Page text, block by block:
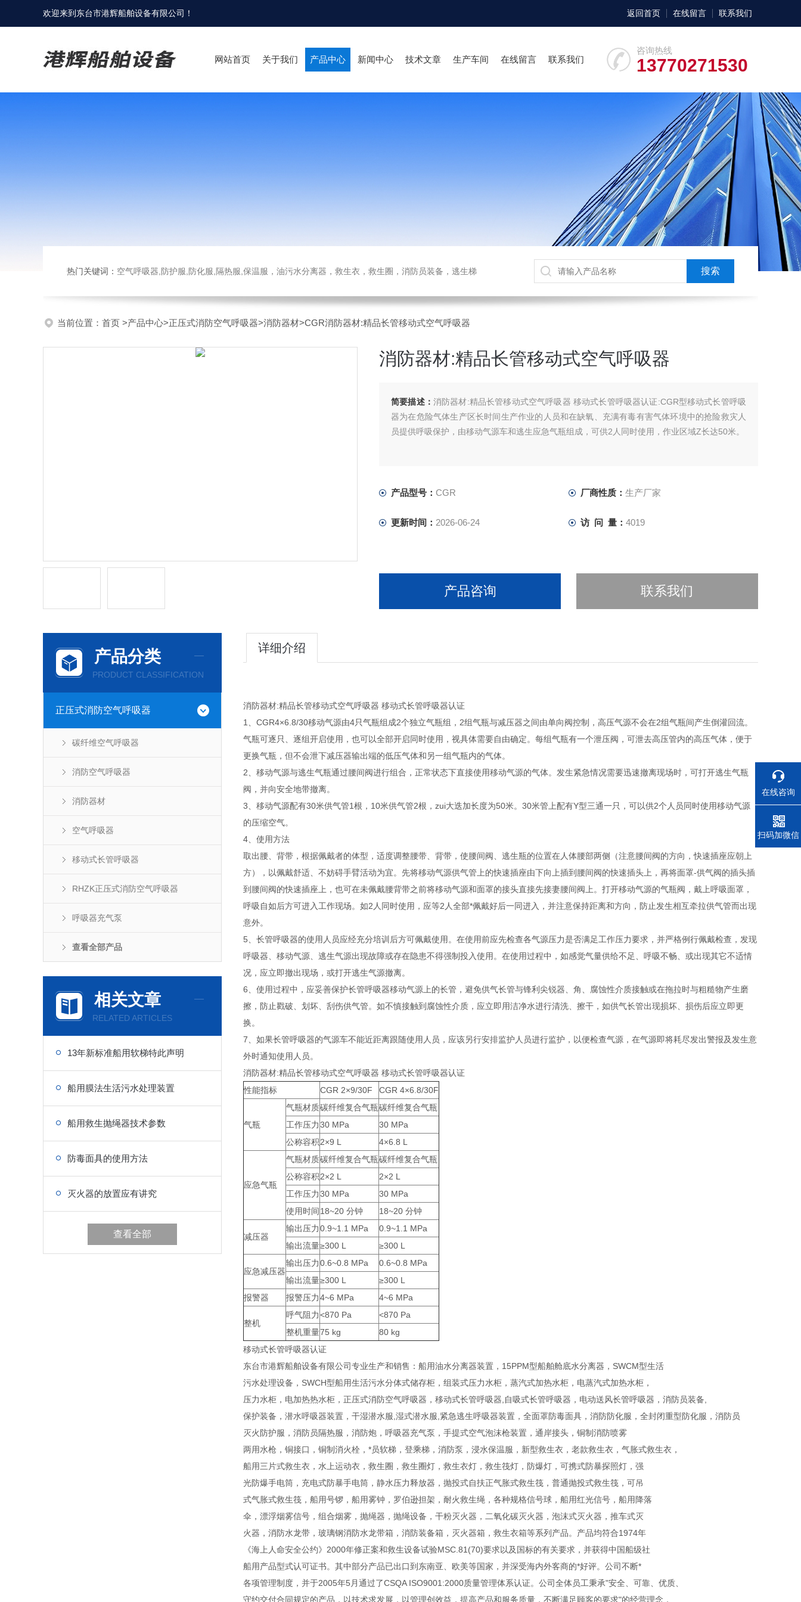
欢迎来到 东台市港辉船舶设备有限公司 ！ 返回首页 在线留言 联系我们
咨询热线
13770271530
网站首页 关于我们 产品中心 新闻中心 技术文章 生产车间 在线留言 联系我们
热门关键词： 空气呼吸器,防护服,防化服,隔热服,保温服，油污水分离器，救生衣，救生圈，消防员装备，逃生梯
当前位置： 首页 >产品中心>正压式消防空气呼吸器>消防器材>CGR消防器材:精品长管移动式空气呼吸器
消防器材:精品长管移动式空气呼吸器
简要描述： 消防器材:精品长管移动式空气呼吸器 移动式长管呼吸器认证:CGR型移动式长管呼吸
器为在危险气体生产区长时间生产作业的人员和在缺氧、充满有毒有害气体环境中的抢险救灾人
员提供呼吸保护，由移动气源车和逃生应急气瓶组成，可供2人同时使用，作业区域Z长达50米。
产品型号： CGR 厂商性质： 生产厂家
更新时间： 2026-06-24 访 问 量： 4019
产品咨询 联系我们
产品分类
PRODUCT CLASSIFICATION
正压式消防空气呼吸器
碳纤维空气呼吸器
消防空气呼吸器
消防器材
空气呼吸器
移动式长管呼吸器
RHZK正压式消防空气呼吸器
呼吸器充气泵
查看全部产品
相关文章
RELATED ARTICLES
13年新标准船用软梯特此声明
船用膜法生活污水处理装置
船用救生抛绳器技术参数
防毒面具的使用方法
灭火器的放置应有讲究
查看全部
详细介绍
消防器材:精品长管移动式空气呼吸器 移动式长管呼吸器认证
1、CGR4×6.8/30移动气源由4只气瓶组成2个独立气瓶组，2组气瓶与减压器之间由单向阀控制，高压气源不会在2组气瓶间产生倒灌回流。
气瓶可逐只、逐组开启使用，也可以全部开启同时使用，视具体需要自由确定。每组气瓶有一个泄压阀，可泄去高压管内的高压气体，便于
更换气瓶，但不会泄下减压器输出端的低压气体和另一组气瓶内的气体。
2、移动气源与逃生气瓶通过腰间阀进行组合，正常状态下直接使用移动气源的气体。发生紧急情况需要迅速撤离现场时，可打开逃生气瓶
阀，并向安全地带撤离。
3、移动气源配有30米供气管1根，10米供气管2根，zui大迭加长度为50米。30米管上配有Y型三通一只，可以供2个人员同时使用移动气源
的压缩空气。
4、使用方法
取出腰、背带，根据佩戴者的体型，适度调整腰带、背带，使腰间阀、逃生瓶的位置在人体腰部两侧（注意腰间阀的方向，快速插座应朝上
方），以佩戴舒适、不妨碍手臂活动为宜。先将移动气源供气管上的快速插座由下向上插到腰间阀的快速插头上，再将面罩-供气阀的插头插
到腰间阀的快速插座上，也可在未佩戴腰背带之前将移动气源和面罩的接头直接先接妻腰间阀上。打开移动气源的气瓶阀，戴上呼吸面罩，
呼吸自如后方可进入工作现场。如2人同时使用，应等2人全部*佩戴好后一同进入，并注意保持距离和方向，防止发生相互牵拉供气管而出现
意外。
5、长管呼吸器的使用人员应经充分培训后方可佩戴使用。在使用前应先检查各气源压力是否满足工作压力要求，并严格例行佩戴检查，发现
呼吸器、移动气源、逃生气源出现故障或存在隐患不得强制投入使用。在使用过程中，如感觉气量供给不足、呼吸不畅、或出现其它不适情
况，应立即撤出现场，或打开逃生气源撤离。
6、使用过程中，应妥善保护长管呼吸器移动气源上的长管，避免供气长管与锋利尖锐器、角、腐蚀性介质接触或在拖拉时与粗糙物产生磨
擦，防止戳破、划坏、刮伤供气管。如不慎接触到腐蚀性介质，应立即用洁净水进行清洗、擦干，如供气长管出现损坏、损伤后应立即更
换。
7、如果长管呼吸器的气源车不能近距离跟随使用人员，应该另行安排监护人员进行监护，以便检查气源，在气源即将耗尽发出警报及发生意
外时通知使用人员。
消防器材:精品长管移动式空气呼吸器 移动式长管呼吸器认证
性能指标
CGR 2×9/30F CGR 4×6.8/30F
气瓶
气瓶材质碳纤维复合气瓶碳纤维复合气瓶
工作压力30 MPa
30 MPa
公称容积2×9 L 4×6.8 L
应急气瓶
气瓶材质碳纤维复合气瓶碳纤维复合气瓶
公称容积2×2 L
2×2 L
工作压力30 MPa
30 MPa
使用时间18~20 分钟 18~20 分钟
减压器
输出压力0.9~1.1 MPa
0.9~1.1 MPa
输出流量≥300 L ≥300 L
应急减压器
输出压力0.6~0.8 MPa
0.6~0.8 MPa
输出流量≥300 L
≥300 L
报警器
报警压力4~6 MPa 4~6 MPa
整机
呼气阻力<870 Pa
<870 Pa
整机重量75 kg
80 kg
移动式长管呼吸器认证
东台市港辉船舶设备有限公司专业生产和销售：船用油水分离器装置，15PPM型船舶舱底水分离器，SWCM型生活
污水处理设备，SWCH型船用生活污水分体式储存柜，组装式压力水柜，蒸汽式加热水柜，电蒸汽式加热水柜，
压力水柜，电加热热水柜，正压式消防空气呼吸器，移动式长管呼吸器,自吸式长管呼吸器，电动送风长管呼吸器，消防员装备,
保护装备，潜水呼吸器装置，干湿潜水服,湿式潜水服,紧急逃生呼吸器装置，全面罩防毒面具，消防防化服，全封闭重型防化服，消防员
灭火防护服，消防员隔热服，消防炮，呼吸器充气泵，手提式空气泡沫枪装置，通岸接头，铜制消防喷雾
两用水枪，铜接口，铜制消火栓，*员软梯，登乘梯，消防泵，浸水保温服，新型救生衣，老款救生衣，气胀式救生衣，
船用三片式救生衣，水上运动衣，救生圈，救生圈灯，救生衣灯，救生筏灯，防爆灯，可携式防暴探照灯，强
光防爆手电筒，充电式防暴手电筒，静水压力释放器，抛投式自扶正气胀式救生筏，普通抛投式救生筏，可吊
式气胀式救生筏，船用号锣，船用雾钟，罗伯逊担架，耐火救生绳，各种规格信号球，船用红光信号，船用降落
伞，漂浮烟雾信号，组合烟雾，抛绳器，抛绳设备，干粉灭火器，二氧化碳灭火器，泡沫式灭火器，推车式灭
火器，消防水龙带，玻璃钢消防水龙带箱，消防装备箱，灭火器箱，救生衣箱等系列产品。产品均符合1974年
《海上人命安全公约》2000年修正案和救生设备试验MSC.81(70)要求以及国标的有关要求，并获得中国船级社
船用产品型式认可证书。其中部分产品已出口到东南亚、欧美等国家，并深受海内外客商的*好评。公司不断*
各项管理制度，并于2005年5月通过了CSQA ISO9001:2000质量管理体系认证。公司全体员工秉承"安全、可靠、优质、
守约交付合同规定的产品，以技术求发展，以管理创效益，提高产品和服务质量，不断满足顾客的要求"的经营理念，
在线咨询
电话
扫码加微信